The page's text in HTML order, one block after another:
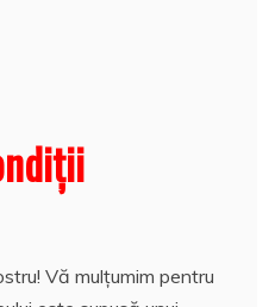
Vă mulțumim pentru